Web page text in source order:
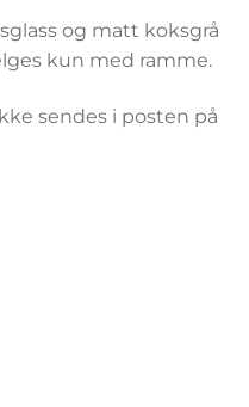
og matt koksgrå
kun med ramme.
sendes i posten på